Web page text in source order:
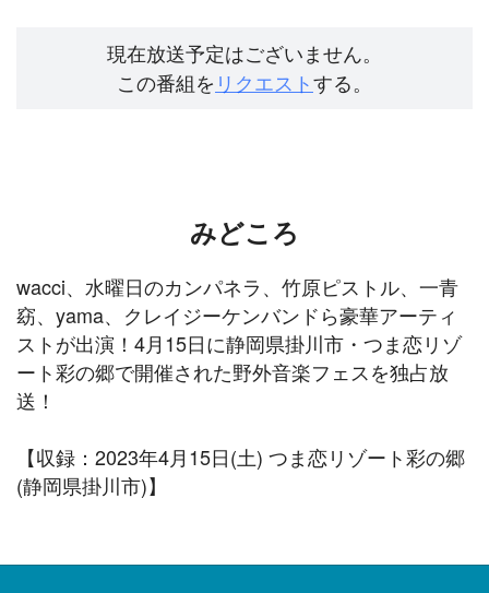
現在放送予定はございません。
この番組を リクエストする。
みどころ
wacci、水曜日のカンパネラ、竹原ピストル、一青
窈、yama、クレイジーケンバンドら豪華アーティ
ストが出演！4月15日に静岡県掛川市・つま恋リゾ
ート彩の郷で開催された野外音楽フェスを独占放
送！
【収録：2023年4月15日(土) つま恋リゾート彩の郷
(静岡県掛川市)】